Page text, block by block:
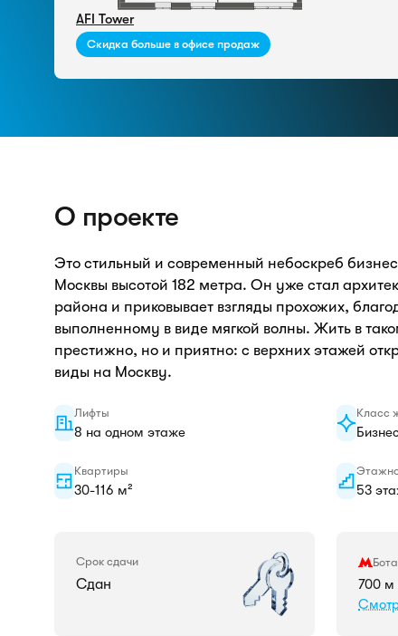
AFI Tower
Скидка больше в офисе продаж
О проекте
Это стильный и современный небоскреб
Москвы высотой 182 метра. Он уже стал
района и приковывает взгляды прохожих,
выполненному в виде мягкой волны. Жить в
престижно, но и приятно: с верхних этажей
виды на Москву.
Лифты
8 на одном этаже
Класс
Бизнес
Квартиры
30-116 м² 53
Срок сдачи
Сдан
700 м